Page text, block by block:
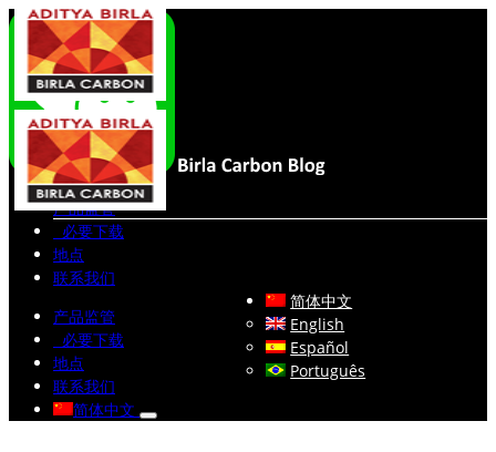
Skip
to
content
Facebook
LinkedIn
X
YouTube
Instagram
WeChat
Birla
产品监管
必要下载
地点
联系我们
简体中文
English
Español
Português
产品监管
必要下载
地点
联系我们
简体中文